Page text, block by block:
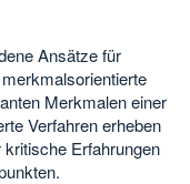
Ansätze für
Merkmalen einer
Verfahren erheben
Erfahrungen